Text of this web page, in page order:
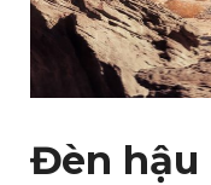
Đèn hậu